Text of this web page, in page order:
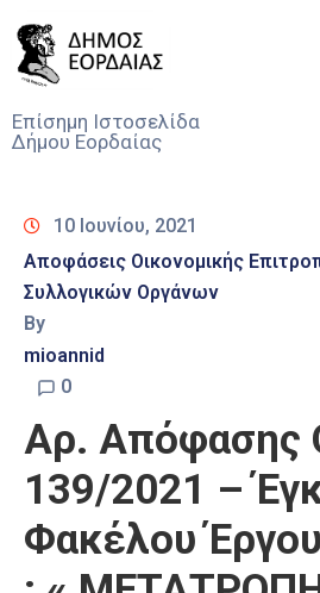
Επίσημη Ιστοσελίδα
Δήμου Εορδαίας
Νέα
Υπηρεσίες
Του
Δήμου
Αποφάσεις
Τηλέφωνα
10 Ιουνίου, 2021
Αποφάσεις Οικονομικής
Συλλογικών Οργάνων
By
mioannid
0
Αρ. Απόφασης
139/2021 –
Φακέλου